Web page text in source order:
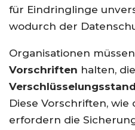
für Eindringlinge
wodurch der
Organisationen
Vorschriften halten, die
Diese Vorschriften, wie
erfordern die